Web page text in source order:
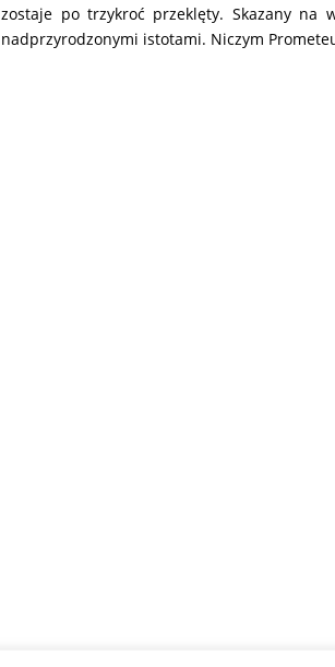
zostaje po trzykroć przeklęty. Skazany na
nadprzyrodzonymi istotami. Niczym